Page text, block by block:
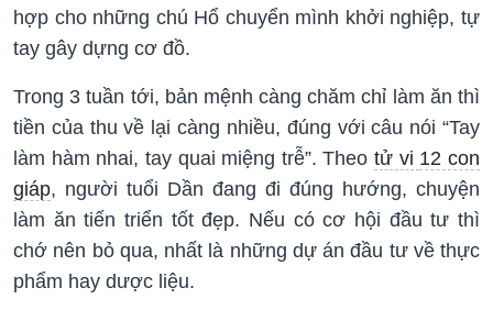
hợp cho những chú Hổ chuyển mình khởi nghiệp, tự
tay gây dựng cơ đồ.
Trong 3 tuần tới, bản mệnh càng chăm chỉ làm ăn thì
tiền của thu về lại càng nhiều, đúng với câu nói “Tay
làm hàm nhai, tay quai miệng trễ”. Theotử vi 12 con
giáp, người tuổi Dần đang đi đúng hướng, chuyện
làm ăn tiến triển tốt đẹp. Nếu có cơ hội đầu tư thì
chớ nên bỏ qua, nhất là những dự án đầu tư về thực
phẩm hay dược liệu.